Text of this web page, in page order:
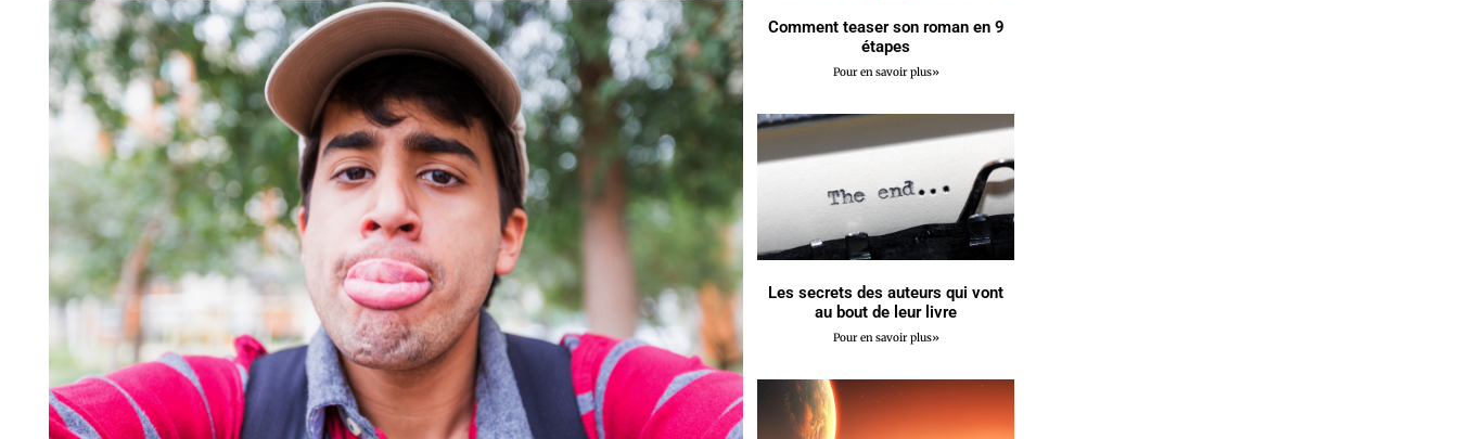
Comment teaser son roman en 9
étapes
Pour en savoir plus»
Les secrets des auteurs qui vont
au bout de leur livre
Pour en savoir plus»